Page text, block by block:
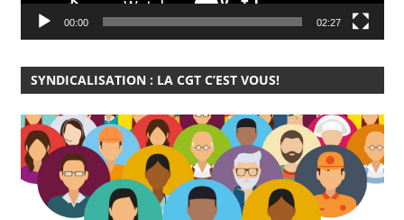
00:00 02:27
SYNDICALISATION : LA CGT C’EST VOUS!